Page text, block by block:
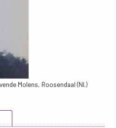
Molens, Roosendaal (Nl.)